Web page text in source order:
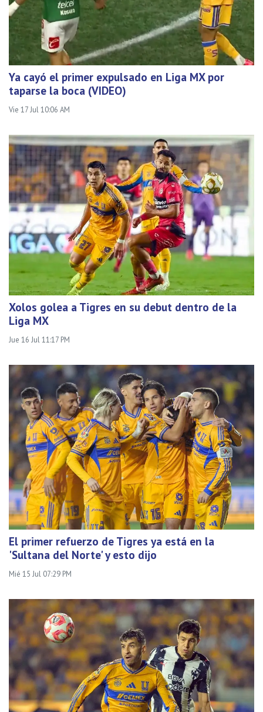
Ya cayó el primer expulsado en Liga MX por
taparse la boca (VIDEO)
Vie 17 Jul 10:06 AM
Xolos golea a Tigres en su debut dentro de la
Liga MX
Jue 16 Jul 11:17 PM
El primer refuerzo de Tigres ya está en la
'Sultana del Norte' y esto dijo
Mié 15 Jul 07:29 PM